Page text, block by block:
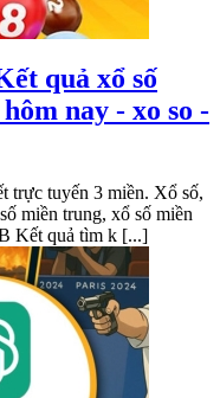
quả xổ số
nay - xo so -
trực tuyến 3 miền. Xổ số,
miền trung, xổ số miền
Kết quả tìm k [...]